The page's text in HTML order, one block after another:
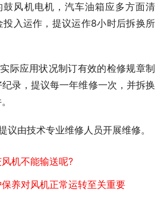
风机电机，汽车油箱应多方面清
入运作，提议运作8小时后拆换所
际应用状况制订有效的检修规章制
录，提议每一年维修一次，并拆换
议由技术专业维修人员开展维修。
机不能输送呢?
养对风机正常运转至关重要